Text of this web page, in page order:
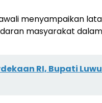
menyampaikan
masyarakat
RI, Bupati